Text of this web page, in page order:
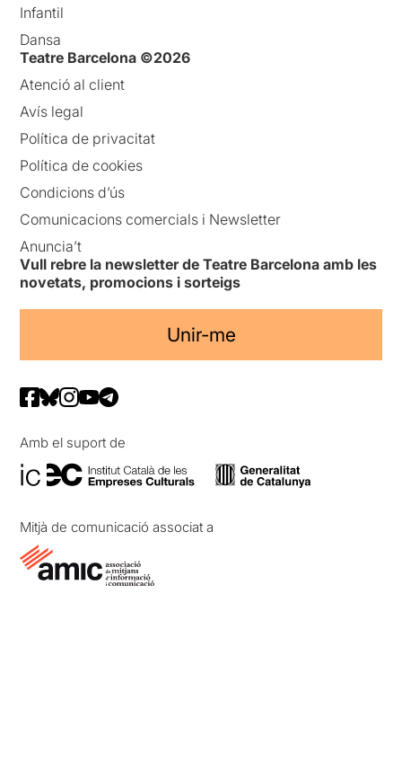
Infantil
Dansa
Teatre Barcelona ©2026
Atenció al client
Avís legal
Política de privacitat
Política de cookies
Condicions d’ús
Comunicacions comercials i Newsletter
Anuncia’t
Vull rebre la newsletter de Teatre Barcelona amb les
novetats, promocions i sorteigs
Unir-me
Amb el suport de
Mitjà de comunicació associat a